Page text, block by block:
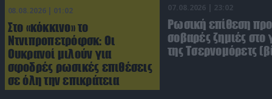
08.08.2026 | 01:02
Στο «κόκκινο» το
Ντνιπροπετρόφσκ: Οι
Ουκρανοί μιλούν για
σφοδρές ρωσικές επιθέσεις
σε όλη την επικράτεια
07.08.2026 | 23:02
Ρωσική επίθεση
σοβαρές ζημιές στο
της Τσερνομόρετς